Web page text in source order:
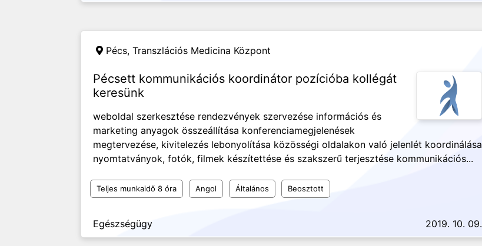
Pécs, Transzlációs Medicina Központ
Pécsett kommunikációs koordinátor pozícióba kollégát
keresünk
weboldal szerkesztése rendezvények szervezése információs és
marketing anyagok összeállítása konferenciamegjelenések
megtervezése, kivitelezés lebonyolítása közösségi oldalakon való jelenlét koordinálása
nyomtatványok, fotók, filmek készítettése és szakszerű terjesztése kommunikációs...
Teljes munkaidő 8 óra Angol Általános Beosztott
Egészségügy 2019. 10. 09.